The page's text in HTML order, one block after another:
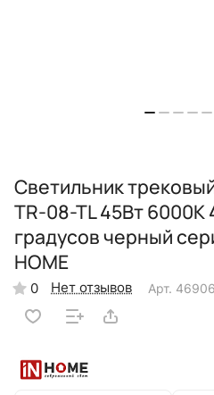
Светильник
TR-08-TL 45Вт 6000К
градусов черный
HOME
0 Нет отзывов Арт.